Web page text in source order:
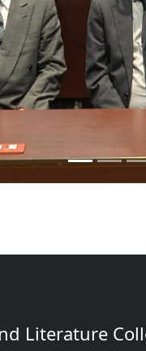
Literature